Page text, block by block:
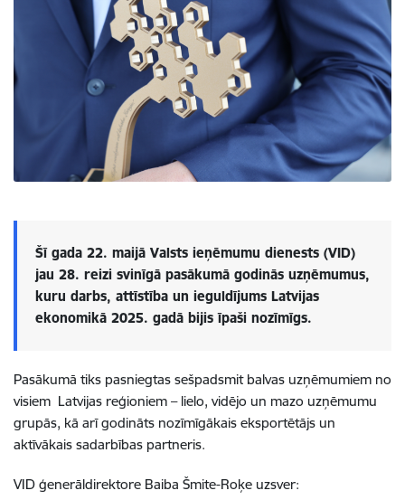
Šī gada 22. maijā Valsts ieņēmumu dienests (VID)
jau 28. reizi svinīgā pasākumā godinās uzņēmumus,
kuru darbs, attīstība un ieguldījums Latvijas
ekonomikā 2025. gadā bijis īpaši nozīmīgs.
Pasākumā tiks pasniegtas sešpadsmit balvas uzņēmumiem no
visiem Latvijas reģioniem – lielo, vidējo un mazo uzņēmumu
grupās, kā arī godināts nozīmīgākais eksportētājs un
aktīvākais sadarbības partneris.
VID ģenerāldirektore Baiba Šmite-Roķe uzsver: